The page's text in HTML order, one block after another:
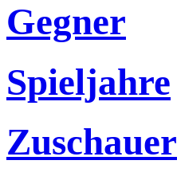
Gegner
Spieljahre
Zuschauer